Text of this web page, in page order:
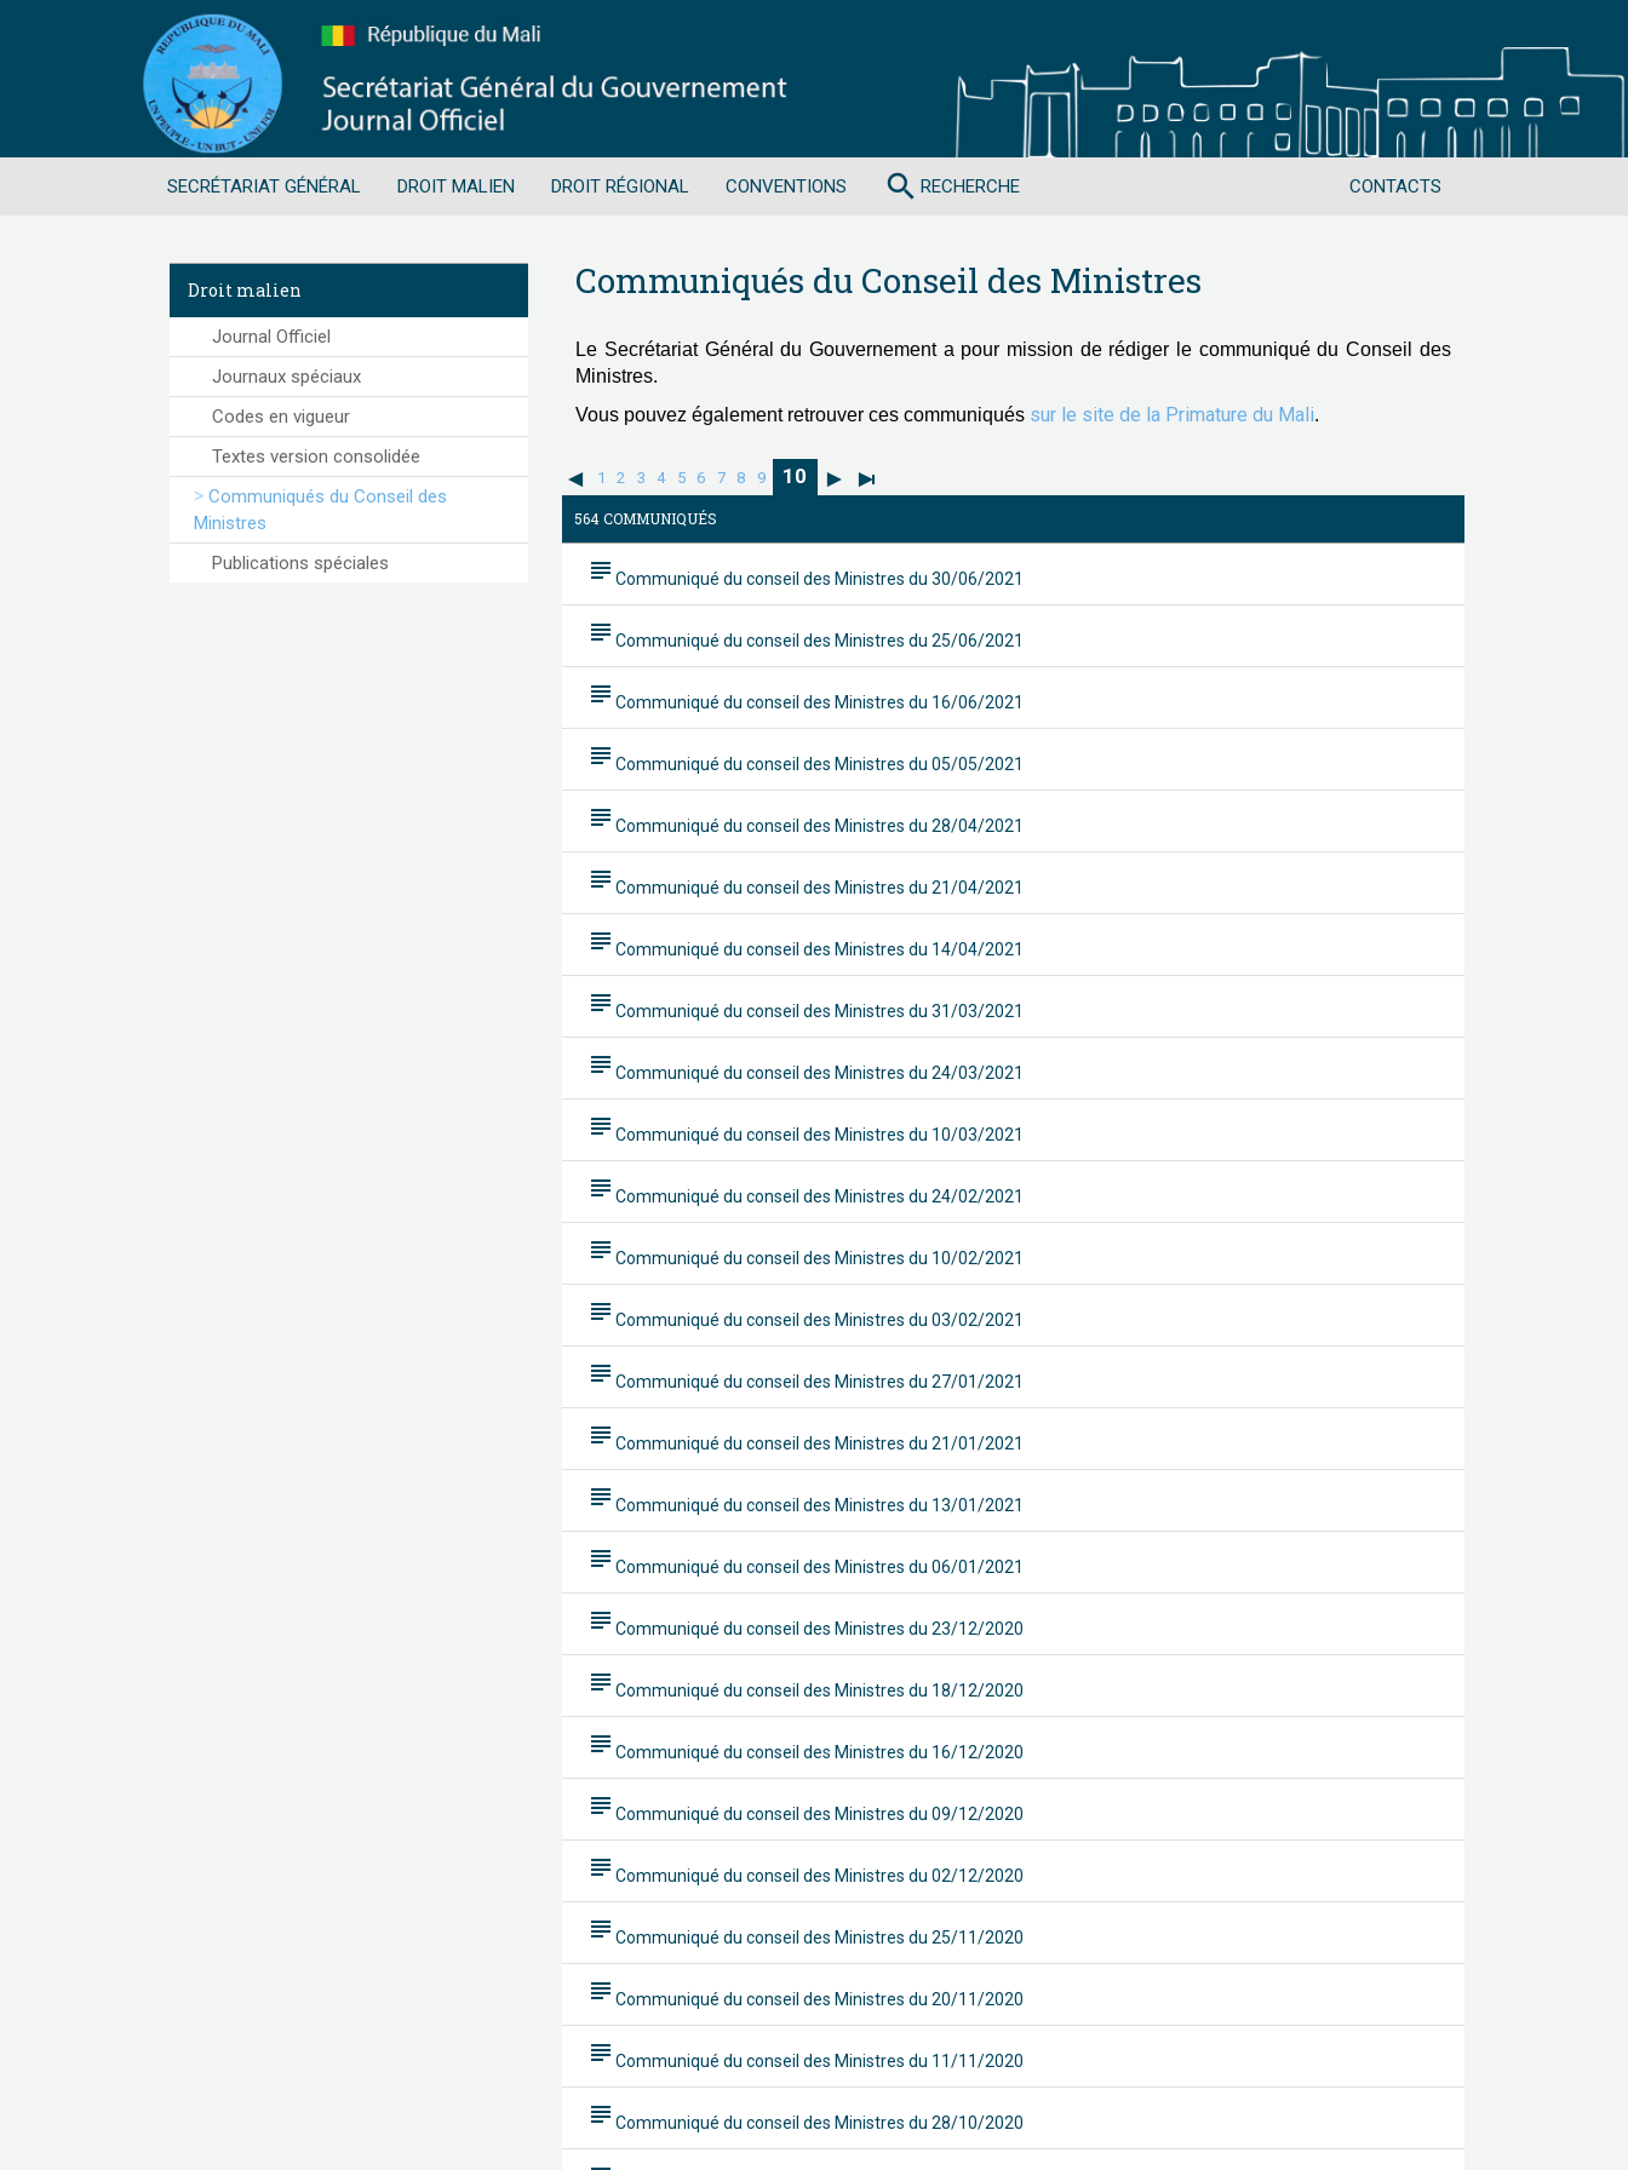
SECRÉTARIAT GÉNÉRAL DROIT MALIEN DROIT RÉGIONAL CONVENTIONS CONTACTS
search RECHERCHE
Droit malien
Journal Officiel
Journaux spéciaux
Codes en vigueur
Textes version consolidée
Communiqués du Conseil des
Ministres
Publications spéciales
Communiqués du Conseil des Ministres
Le Secrétariat Général du Gouvernement a pour mission de rédiger le communiqué du Conseil des
Ministres.
Vous pouvez également retrouver ces communiqués sur le site de la Primature du Mali.
1 2 3 4 5 6 7 8 9 10
564 COMMUNIQUÉS
subject Communiqué du conseil des Ministres du 30/06/2021
subject Communiqué du conseil des Ministres du 25/06/2021
subject Communiqué du conseil des Ministres du 16/06/2021
subject Communiqué du conseil des Ministres du 05/05/2021
subject Communiqué du conseil des Ministres du 28/04/2021
subject Communiqué du conseil des Ministres du 21/04/2021
subject Communiqué du conseil des Ministres du 14/04/2021
subject Communiqué du conseil des Ministres du 31/03/2021
subject Communiqué du conseil des Ministres du 24/03/2021
subject Communiqué du conseil des Ministres du 10/03/2021
subject Communiqué du conseil des Ministres du 24/02/2021
subject Communiqué du conseil des Ministres du 10/02/2021
subject Communiqué du conseil des Ministres du 03/02/2021
subject Communiqué du conseil des Ministres du 27/01/2021
subject Communiqué du conseil des Ministres du 21/01/2021
subject Communiqué du conseil des Ministres du 13/01/2021
subject Communiqué du conseil des Ministres du 06/01/2021
subject Communiqué du conseil des Ministres du 23/12/2020
subject Communiqué du conseil des Ministres du 18/12/2020
subject Communiqué du conseil des Ministres du 16/12/2020
subject Communiqué du conseil des Ministres du 09/12/2020
subject Communiqué du conseil des Ministres du 02/12/2020
subject Communiqué du conseil des Ministres du 25/11/2020
subject Communiqué du conseil des Ministres du 20/11/2020
subject Communiqué du conseil des Ministres du 11/11/2020
subject Communiqué du conseil des Ministres du 28/10/2020